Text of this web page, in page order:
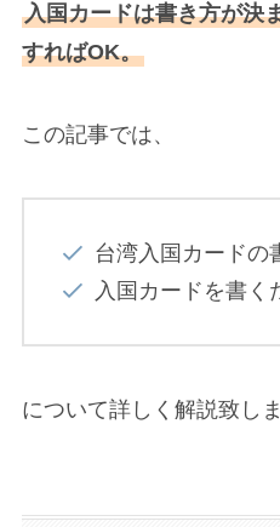
入国カードは書き方が決
すればOK。
この記事では、
台湾入国カードの
入国カードを書く
について詳しく解説致しま